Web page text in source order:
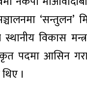
‘सन्तुलन’
विकास
पदमा आसिन
।